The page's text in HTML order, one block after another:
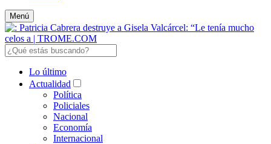
Menú
Lo último
Actualidad
Política
Policiales
Nacional
Economía
Internacional